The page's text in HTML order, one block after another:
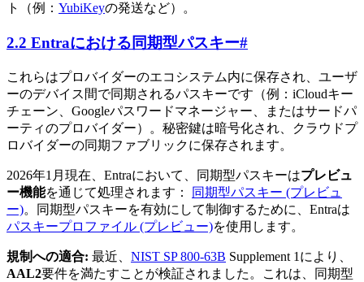
ト（例： YubiKeyの発送など）。
2.2 Entraにおける同期型パスキー#
これらはプロバイダーのエコシステム内に保存され、ユーザ
ーのデバイス間で同期されるパスキーです（例：iCloudキー
チェーン、Googleパスワードマネージャー、またはサードパ
ーティのプロバイダー）。秘密鍵は暗号化され、クラウドプ
ロバイダーの同期ファブリックに保存されます。
2026年1月現在、Entraにおいて、同期型パスキーはプレビュ
ー機能を通じて処理されます：
同期型パスキー (プレビュ
ー)。同期型パスキーを有効にして制御するために、Entraは
パスキープロファイル (プレビュー)を使用します。
規制への適合: 最近、 NIST SP 800-63B Supplement 1により、
AAL2要件を満たすことが検証されました。これは、同期型